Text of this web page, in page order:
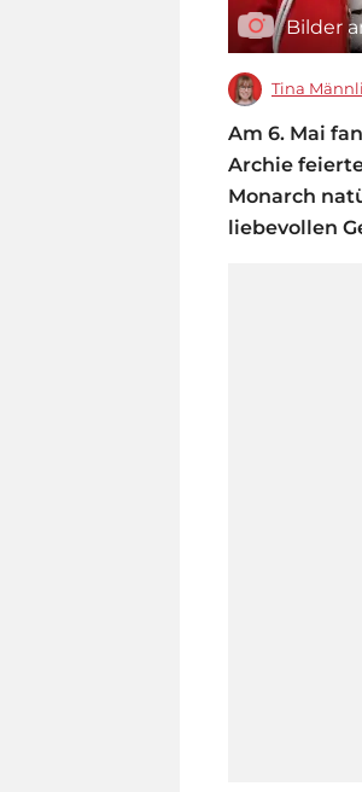
Bilder
Tina
Am 6. Mai
Archie
Monarch
liebevollen